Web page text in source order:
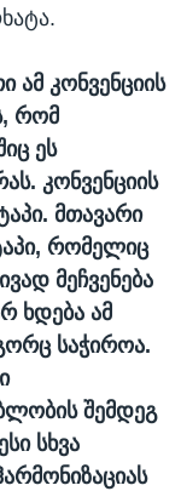
ამ კონვენციის
რომ
ეს
კონვენციის
მთავარი
რომელიც
მეჩვენება
ხდება ამ
საჭიროა.
შემდეგ
სხვა